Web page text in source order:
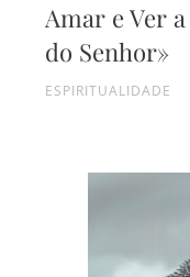
Amar e Ver
do Senhor»
ESPIRITUALIDADE